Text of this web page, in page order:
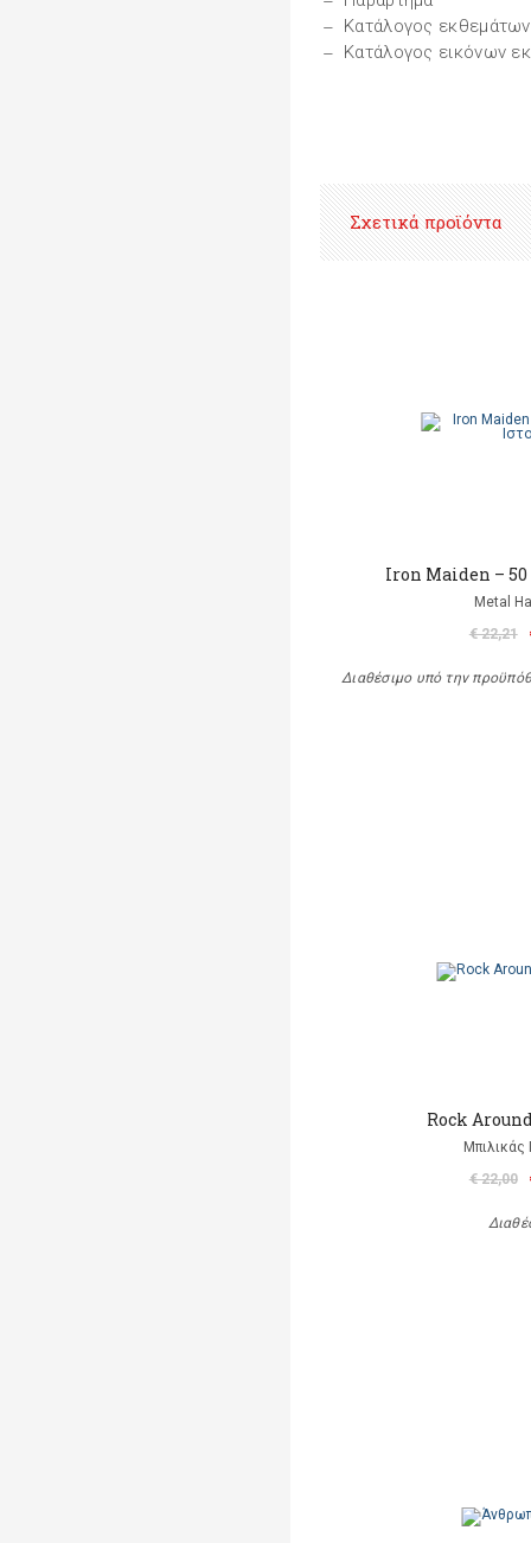
Κατάλογος εκθεμάτων
Κατάλογος εικόνων
Σχετικά προϊόντα
Iron Maiden – 50
Metal
€ 22,21
Διαθέσιμο υπό την
Rock
Μπιλικάς
€ 22,00